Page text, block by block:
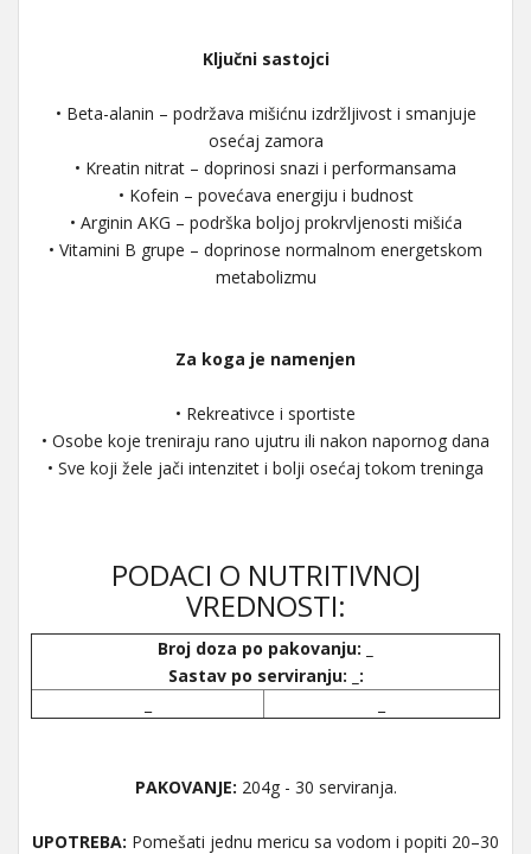
Ključni sastojci
• Beta-alanin – podržava mišićnu izdržljivost i smanjuje
osećaj zamora
• Kreatin nitrat – doprinosi snazi i performansama
• Kofein – povećava energiju i budnost
• Arginin AKG – podrška boljoj prokrvljenosti mišića
• Vitamini B grupe – doprinose normalnom energetskom
metabolizmu
Za koga je namenjen
• Rekreativce i sportiste
• Osobe koje treniraju rano ujutru ili nakon napornog dana
• Sve koji žele jači intenzitet i bolji osećaj tokom treninga
PODACI O NUTRITIVNOJ
VREDNOSTI:
Broj doza po pakovanju: _
Sastav po serviranju: _:
PAKOVANJE: 204g - 30 serviranja.
UPOTREBA: Pomešati jednu mericu sa vodom i popiti 20–30